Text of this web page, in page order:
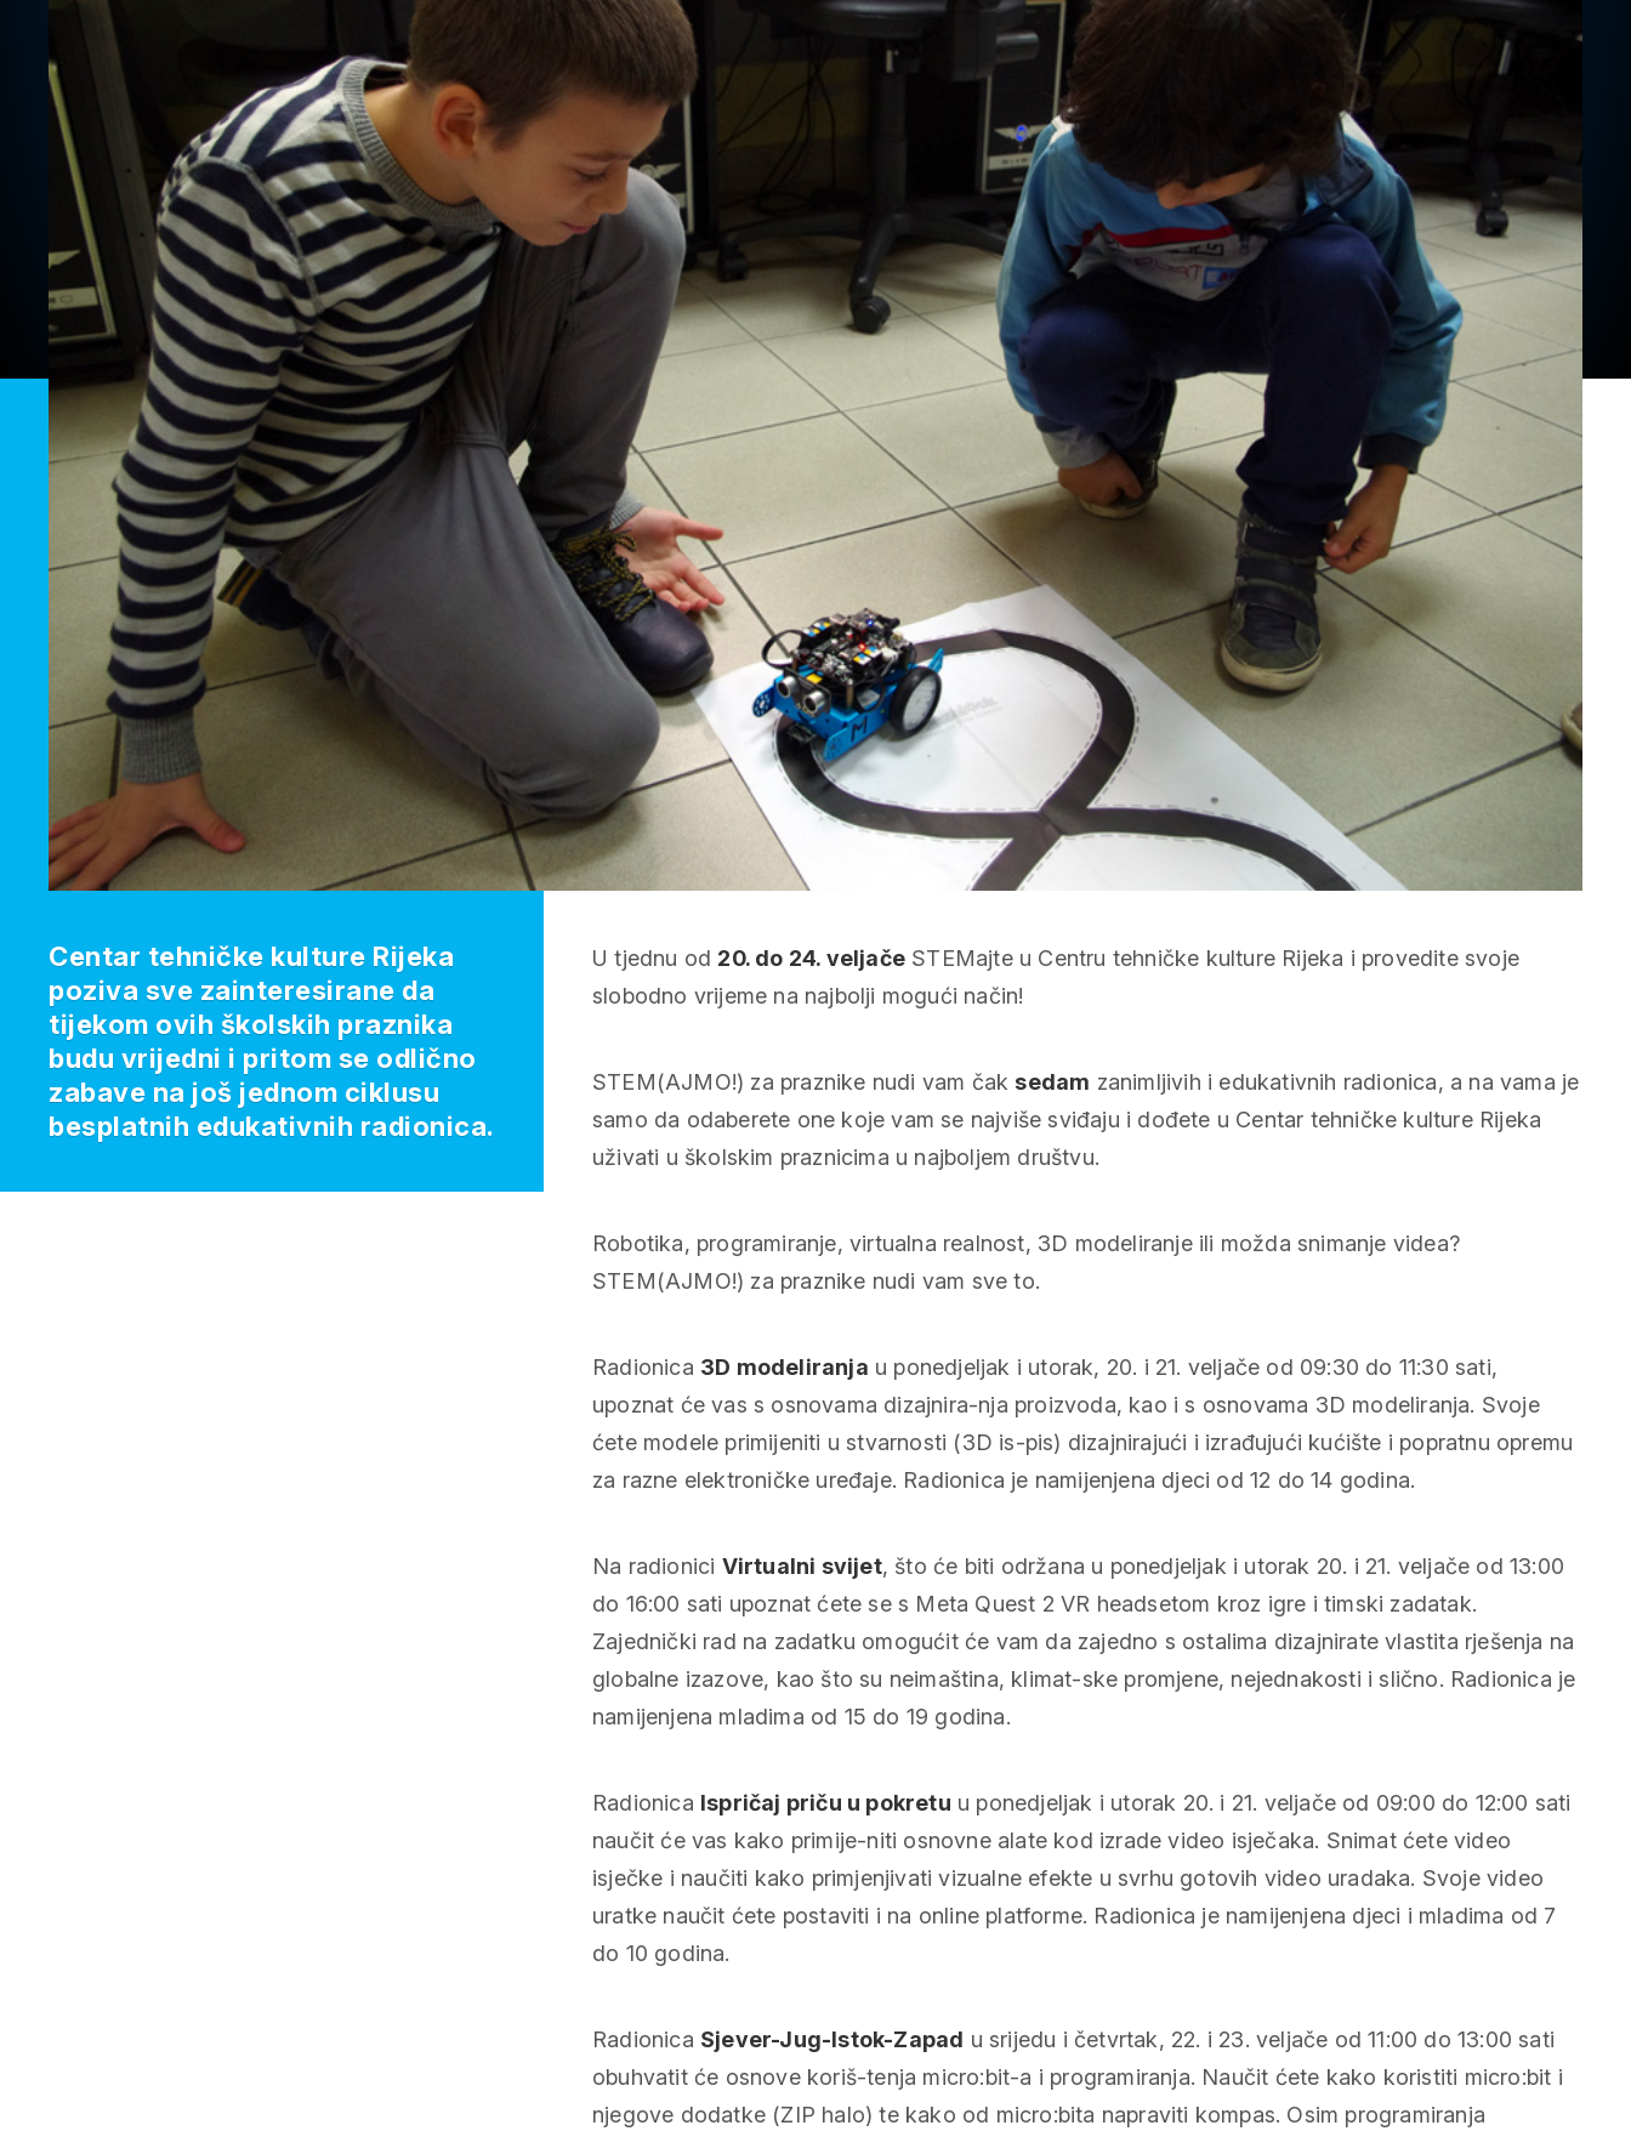
U tjednu od 20. do 24. veljače STEMajte u Centru tehničke kulture Rijeka i provedite svoje
slobodno vrijeme na najbolji mogući način!
STEM(AJMO!) za praznike nudi vam čak sedam zanimljivih i edukativnih radionica, a na vama je
samo da odaberete one koje vam se najviše sviđaju i dođete u Centar tehničke kulture Rijeka
uživati u školskim praznicima u najboljem društvu.
Robotika, programiranje, virtualna realnost, 3D modeliranje ili možda snimanje videa?
STEM(AJMO!) za praznike nudi vam sve to.
Radionica 3D modeliranja u ponedjeljak i utorak, 20. i 21. veljače od 09:30 do 11:30 sati,
upoznat će vas s osnovama dizajnira-nja proizvoda, kao i s osnovama 3D modeliranja. Svoje
ćete modele primijeniti u stvarnosti (3D is-pis) dizajnirajući i izrađujući kućište i popratnu opremu
za razne elektroničke uređaje. Radionica je namijenjena djeci od 12 do 14 godina.
Na radionici Virtualni svijet, što će biti održana u ponedjeljak i utorak 20. i 21. veljače od 13:00
do 16:00 sati upoznat ćete se s Meta Quest 2 VR headsetom kroz igre i timski zadatak.
Zajednički rad na zadatku omogućit će vam da zajedno s ostalima dizajnirate vlastita rješenja na
globalne izazove, kao što su neimaština, klimat-ske promjene, nejednakosti i slično. Radionica je
namijenjena mladima od 15 do 19 godina.
Radionica Ispričaj priču u pokretu u ponedjeljak i utorak 20. i 21. veljače od 09:00 do 12:00 sati
naučit će vas kako primije-niti osnovne alate kod izrade video isječaka. Snimat ćete video
isječke i naučiti kako primjenjivati vizualne efekte u svrhu gotovih video uradaka. Svoje video
uratke naučit ćete postaviti i na online platforme. Radionica je namijenjena djeci i mladima od 7
do 10 godina.
Radionica Sjever-Jug-Istok-Zapad u srijedu i četvrtak, 22. i 23. veljače od 11:00 do 13:00 sati
obuhvatit će osnove koriš-tenja micro:bit-a i programiranja. Naučit ćete kako koristiti micro:bit i
njegove dodatke (ZIP halo) te kako od micro:bita napraviti kompas. Osim programiranja
Centar tehničke kulture Rijeka
poziva sve zainteresirane da
tijekom ovih školskih praznika
budu vrijedni i pritom se odlično
zabave na još jednom ciklusu
besplatnih edukativnih radionica.